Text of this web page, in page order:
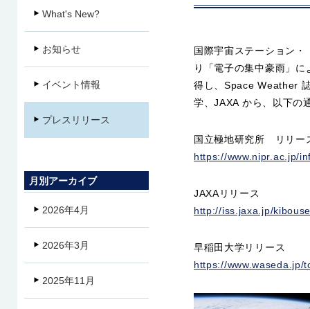
国際宇宙ステーション
り「電子の集中豪雨」
得し、Space Weather
学、JAXA から、以下の
国立極地研究所 リリー
https://www.nipr.ac.jp/
JAXAリリース
http://iss.jaxa.jp/
早稲田大学リリース
https://www.waseda.jp/
What's New?
お知らせ
イベント情報
プレスリリース
月別アーカイブ
2026年4月
2026年3月
2025年11月